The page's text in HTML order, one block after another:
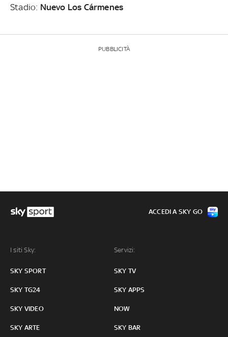
Stadio: Nuevo Los Cármenes
PUBBLICITÀ
I siti Sky:
SKY SPORT
SKY TG24
SKY VIDEO
SKY ARTE
Servizi:
SKY TV
SKY APPS
NOW
SKY BAR
ACCEDI A SKY GO